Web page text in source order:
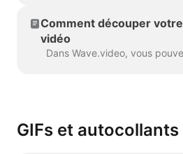
Comment découper votre
vidéo
GIFs et autocollants